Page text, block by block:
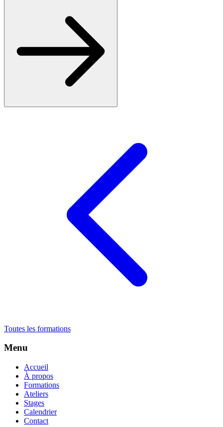
Toutes les formations
Menu
Accueil
À propos
Formations
Ateliers
Stages
Calendrier
Contact